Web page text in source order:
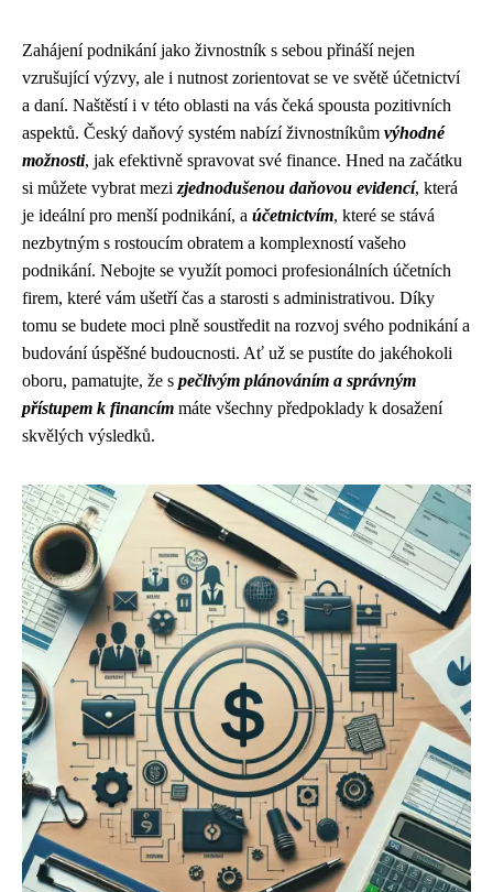
Zahájení podnikání jako živnostník s sebou přináší nejen
vzrušující výzvy, ale i nutnost zorientovat se ve světě účetnictví
a daní. Naštěstí i v této oblasti na vás čeká spousta pozitivních
aspektů. Český daňový systém nabízí živnostníkům výhodné
možnosti, jak efektivně spravovat své finance. Hned na začátku
si můžete vybrat mezi zjednodušenou daňovou evidencí, která
je ideální pro menší podnikání, a účetnictvím, které se stává
nezbytným s rostoucím obratem a komplexností vašeho
podnikání. Nebojte se využít pomoci profesionálních účetních
firem, které vám ušetří čas a starosti s administrativou. Díky
tomu se budete moci plně soustředit na rozvoj svého podnikání a
budování úspěšné budoucnosti. Ať už se pustíte do jakéhokoli
oboru, pamatujte, že s pečlivým plánováním a správným
přístupem k financím máte všechny předpoklady k dosažení
skvělých výsledků.